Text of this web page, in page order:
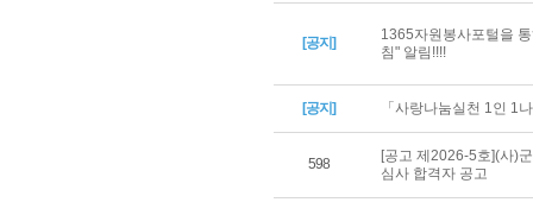
[공지]
1365자원봉사포털을
침" 알림!!!!
[공지] 「사랑나눔실천 1인 1
598
[공고 제2026-5호](사)
심사 합격자 공고